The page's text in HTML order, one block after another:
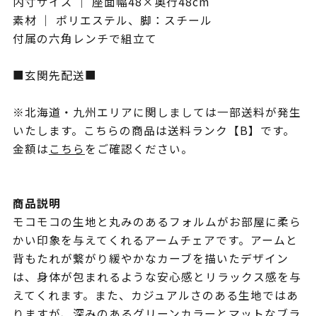
素材 ｜ ポリエステル、脚：スチール
付属の六角レンチで組立て
■玄関先配送■
※北海道・九州エリアに関しましては一部送料が発生
いたします。こちらの商品は送料ランク【B】です。
金額はこちらをご確認ください。
商品説明
モコモコの生地と丸みのあるフォルムがお部屋に柔ら
かい印象を与えてくれるアームチェアです。アームと
背もたれが繋がり緩やかなカーブを描いたデザイン
は、身体が包まれるような安心感とリラックス感を与
えてくれます。また、カジュアルさのある生地ではあ